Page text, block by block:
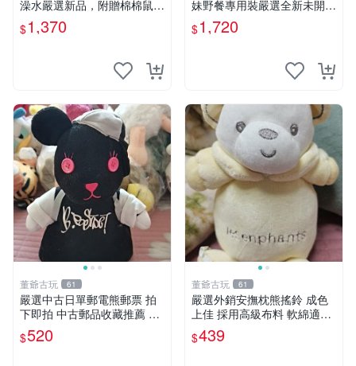
澡水嚴選新品，附贈棉棉鼠媽
媽與嬰兒及配件。-paper盒
裝，輕便設計方便攜帶。 棉
$1,370
妹野餐專用裝嚴選全新未開
封，包含兩組大童款紙盒裝，
適合收藏與分享。 餅乾熊兄
$1,720
董爺古玩 61
嚴選中古日單郵電熊郵票 拍
下即拍 中古郵品收藏推薦 郵
票 郵電熊 日本
$520
董爺古玩 61
嚴選外銷安撫枕熊搖鈴 成色
上佳 採用高級布料 軟綿適合
收藏 安心選購 安撫枕 熊玩具
搖鈴
$439